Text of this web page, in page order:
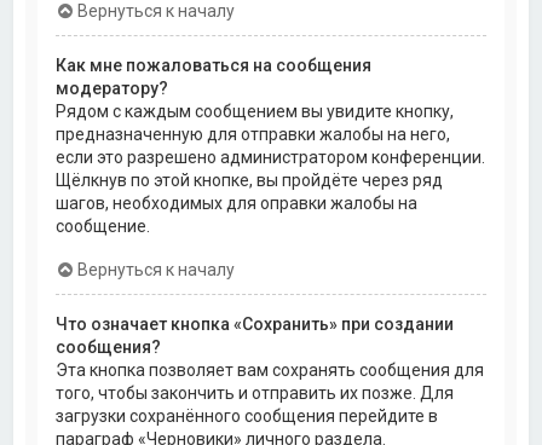
Вернуться к началу
Как мне пожаловаться на сообщения
модератору?
Рядом с каждым сообщением вы увидите кнопку,
предназначенную для отправки жалобы на него,
если это разрешено администратором конференции.
Щёлкнув по этой кнопке, вы пройдёте через ряд
шагов, необходимых для оправки жалобы на
сообщение.
Вернуться к началу
Что означает кнопка «Сохранить» при создании
сообщения?
Эта кнопка позволяет вам сохранять сообщения для
того, чтобы закончить и отправить их позже. Для
загрузки сохранённого сообщения перейдите в
параграф «Черновики» личного раздела.